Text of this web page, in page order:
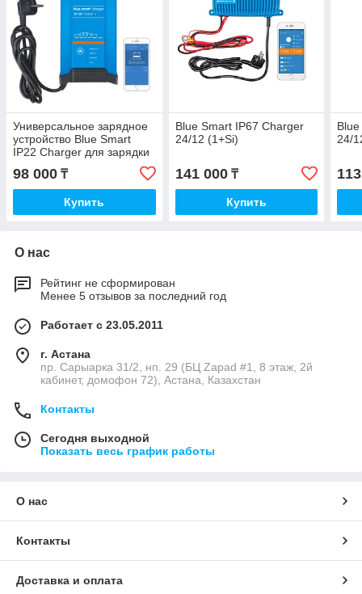
Универсальное зарядное
устройство Blue Smart
IP22 Charger для зарядки
всех видов
аккумуляторов12/24V
98 000 ₸
Купить
Blue Smart IP67 Charger
24/12 (1+Si)
141 000₸
Купить
24/
О нас
Рейтинг не сформирован
Менее 5 отзывов за последний год
Работает с 23.05.2011
г. Астана
пр. Сарыарка 31/2, нп. 29 (БЦ Zapad #1, 8 этаж, 2й
кабинет, домофон 72), Астана, Казахстан
Контакты
Сегодня выходной
Показать весь график работы
О нас
Контакты
Доставка и оплата